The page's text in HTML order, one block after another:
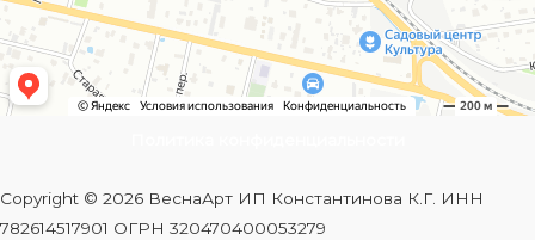
Copyright © 2026 ВеснаАрт ИП Константинова К.Г. ИНН
782614517901 ОГРН 320470400053279